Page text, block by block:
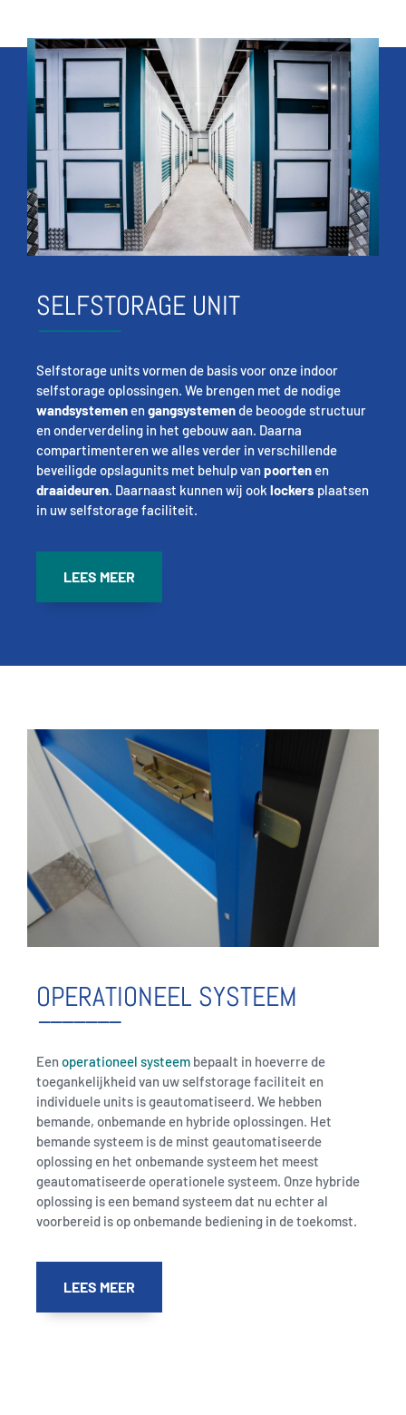
SELFSTORAGE UNIT
Selfstorage units vormen de basis voor onze indoor
selfstorage oplossingen. We brengen met de nodige
wandsystemenengangsystemende beoogde structuur
en onderverdeling in het gebouw aan. Daarna
compartimenteren we alles verder in verschillende
beveiligde opslagunits met behulp vanpoortenen
draaideuren. Daarnaast kunnen wij ook lockers plaatsen
in uw selfstorage faciliteit.
LEES MEER
OPERATIONEEL SYSTEEM
Een operationeel systeem bepaalt in hoeverre de
toegankelijkheid van uw selfstorage faciliteit en
individuele units is geautomatiseerd. We hebben
bemande, onbemande en hybride oplossingen. Het
bemande systeem is de minst geautomatiseerde
oplossing en het onbemande systeem het meest
geautomatiseerde operationele systeem. Onze hybride
oplossing is een bemand systeem dat nu echter al
voorbereid is op onbemande bediening in de toekomst.
LEES MEER